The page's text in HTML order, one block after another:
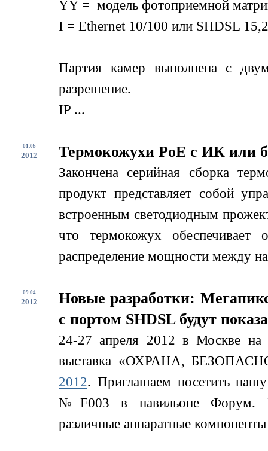
YY = модель фотоприемной
I = Ethernet 10/100 или SHDSL
Партия камер выполнена с
разрешение.
IP ...
01.06
2012 Термокожухи PoE с ИК или
Закончена серийная сборка
продукт представляет собой
встроенным светодиодным
что термокожух обеспечивает
распределение мощности между
09.04
2012
Новые разработки:
с портом SHDSL будут
24-27 апреля 2012 в Москве на
выставка «ОХРАНА,
2012. Приглашаем посетить нашу
№F003 в павильоне Форум.
различные аппаратные